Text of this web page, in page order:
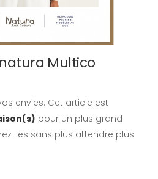
Multico
envies. Cet article est
pour un plus grand
les sans plus attendre plus